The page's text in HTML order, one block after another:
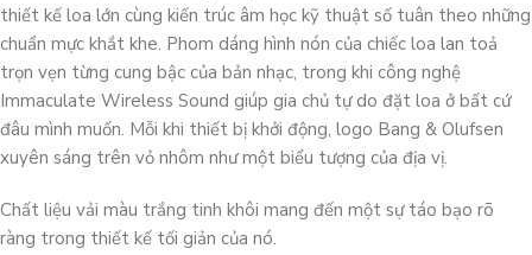
thiết kế loa lớn cùng kiến trúc âm học kỹ thuật số tuân theo những
chuẩn mực khắt khe. Phom dáng hình nón của chiếc loa lan toả
trọn vẹn từng cung bậc của bản nhạc, trong khi công nghệ
Immaculate Wireless Sound giúp gia chủ tự do đặt loa ở bất cứ
đâu mình muốn. Mỗi khi thiết bị khởi động, logo Bang & Olufsen
xuyên sáng trên vỏ nhôm như một biểu tượng của địa vị.
Chất liệu vải màu trắng tinh khôi mang đến một sự táo bạo rõ
ràng trong thiết kế tối giản của nó.